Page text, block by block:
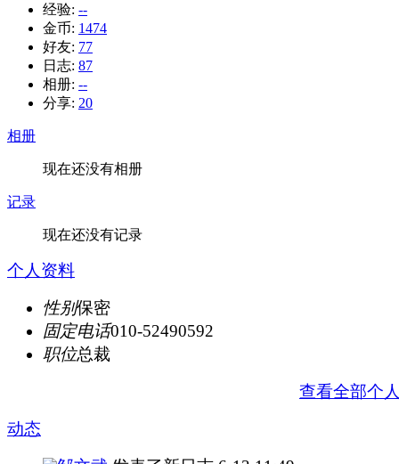
经验: --
金币: 1474
好友: 77
日志: 87
相册: --
分享: 20
相册
现在还没有相册
记录
现在还没有记录
个人资料
性别保密
固定电话010-52490592
职位总裁
查看全部个
动态